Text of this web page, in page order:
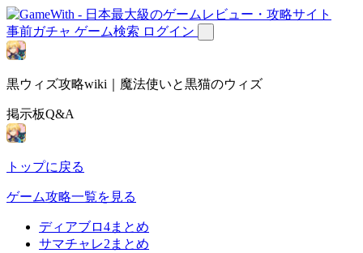
事前ガチャ ゲーム検索 ログイン
黒ウィズ攻略wiki｜魔法使いと黒猫のウィズ
掲示板Q&A
トップに戻る
ゲーム攻略一覧を見る
ディアブロ4まとめ
サマチャレ2まとめ